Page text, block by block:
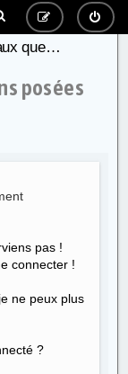
Foire aux questions (Questions posées fréquemment)
posées
pas !
connecter !
ne peux plus
?